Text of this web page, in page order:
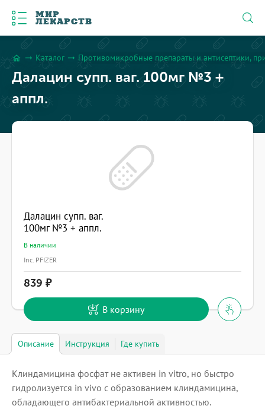
МИР
ЛЕКАРСТВ
home arrow_right_alt Каталог arrow_right_alt Противомикробные препараты и антисептики,
Далацин супп. ваг. 100мг №3 +
аппл.
Далацин супп. ваг.
100мг №3 + аппл.
В наличии
Inc. PFIZER
839
В корзину
Описание Инструкция Где купить
Клиндамицина фосфат не активен in vitro, но быстро
гидролизуется in vivo с образованием клиндамицина,
обладающего антибактериальной активностью.